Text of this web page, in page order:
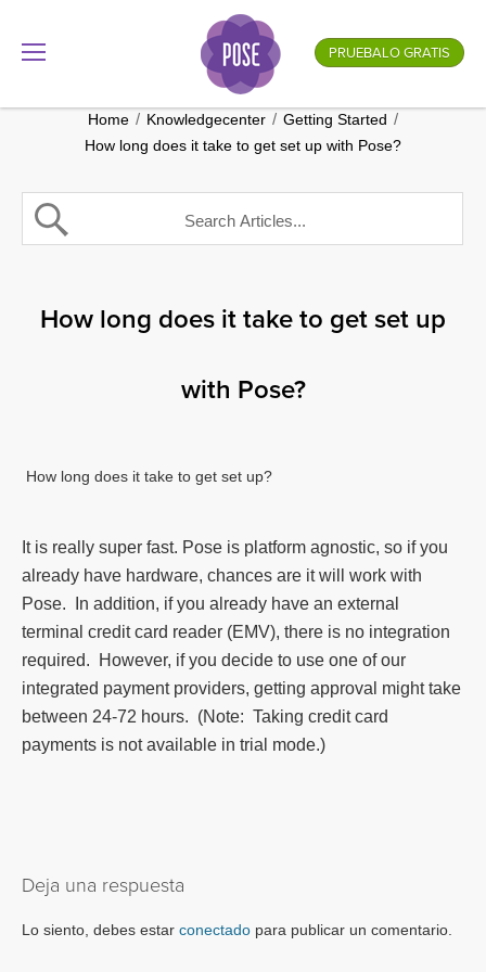
¿Cómo es el nombre de tu empresa?
.gotpose.com
PRUEBALO GRATIS
Home / Knowledgecenter / Getting Started /
How long does it take to get set up with Pose?
How long does it take to get set up
with Pose?
How long does it take to get set up?
It is really super fast. Pose is platform agnostic, so if you
already have hardware, chances are it will work with
Pose. In addition, if you already have an external
terminal credit card reader (EMV), there is no integration
required. However, if you decide to use one of our
integrated payment providers, getting approval might take
between 24-72 hours. (Note: Taking credit card
payments is not available in trial mode.)
Deja una respuesta
Lo siento, debes estar conectado para publicar un comentario.